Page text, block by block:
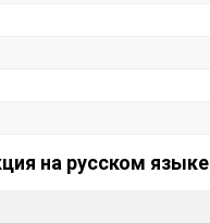
на русском языке